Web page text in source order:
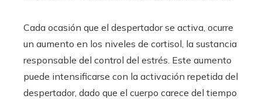
Cada ocasión que el despertador se activa, ocurre
un aumento en los niveles de cortisol, la sustancia
responsable del control del estrés. Este aumento
puede intensificarse con la activación repetida del
despertador, dado que el cuerpo carece del tiempo